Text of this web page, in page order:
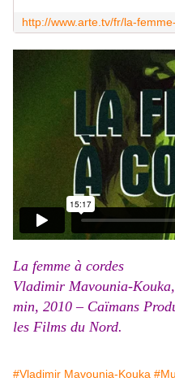
La femme à cordes
Vladimir Mavounia-
min, 2010 – Caïmans
les Films du Nord.
#Vladimir Mavounia-Kouka